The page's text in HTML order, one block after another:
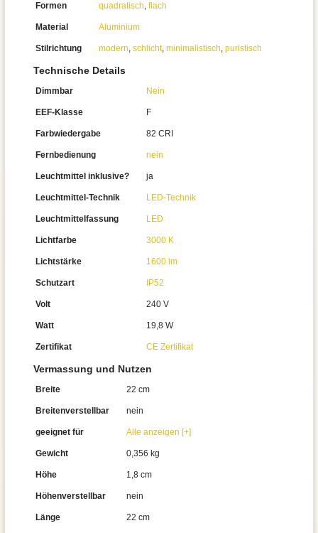
Formen quadratisch, flach
Material Aluminium
Stilrichtung modern, schlicht, minimalistisch, puristisch
Technische Details
Dimmbar Nein
EEF-Klasse F
Farbwiedergabe 82 CRI
Fernbedienung nein
Leuchtmittel inklusive? ja
Leuchtmittel-Technik LED-Technik
Leuchtmittelfassung LED
Lichtfarbe 3000 K
Lichtstärke 1600 lm
Schutzart IP52
Volt 240 V
Watt 19,8 W
Zertifikat CE Zertifikat
Vermassung und Nutzen
Breite 22 cm
Breitenverstellbar nein
geeignet für Alle anzeigen [+]
Gewicht 0,356 kg
Höhe 1,8 cm
Höhenverstellbar nein
Länge 22 cm